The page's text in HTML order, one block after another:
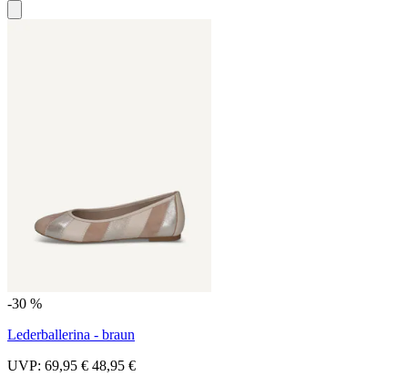
-30 %
Lederballerina - braun
UVP: 69,95 € 48,95 €